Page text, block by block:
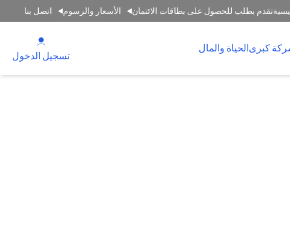
تقدم بطلب للحصول على بطاقات الائتمان الأسعار والرسوم اتصل بنا
كبرىالحياة والمال
تسجيل الدخول